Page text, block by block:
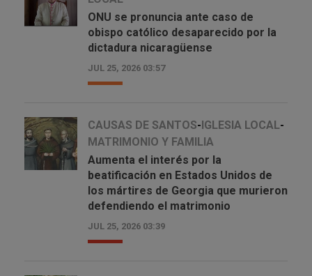
ONU se pronuncia ante caso de
obispo católico desaparecido por la
dictadura nicaragüense
JUL 25, 2026 03:57
CAUSAS DE SANTOS-IGLESIA LOCAL-
MATRIMONIO Y FAMILIA
Aumenta el interés por la
beatificación en Estados Unidos de
los mártires de Georgia que murieron
defendiendo el matrimonio
JUL 25, 2026 03:39